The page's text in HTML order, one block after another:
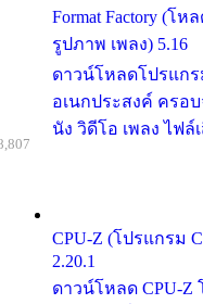
Format Factory (โห
รูปภาพ เพลง) 5.16
ดาวน์โหลดโปรแกร
อเนกประสงค์ ครอ
นัง วิดีโอ เพลง ไฟล์
CPU-Z (โปรแกรม
2.20.1
ดาวน์โหลด CPU-Z